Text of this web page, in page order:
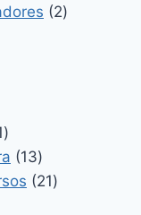
22
1
producto
1313
productos
2121